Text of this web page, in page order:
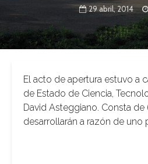
29 abril, 2014
El acto de apertura estuvo a
de Estado de Ciencia,
David Asteggiano. Consta
desarrollarán a razón de uno